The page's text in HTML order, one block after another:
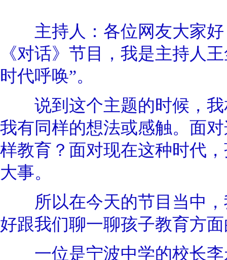
主持人：各位网友大家好
《对话》节目，我是主持人
时代呼唤”。
说到这个主题的时候，我
我有同样的想法或感触。面
样教育？面对现在这种时代
大事。
所以在今天的节目当中，
好跟我们聊一聊孩子教育方
一位是宁波中学的校长李